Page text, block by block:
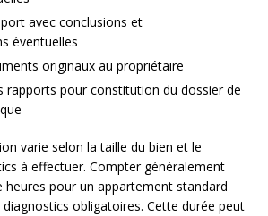
avec conclusions et
éventuelles
originaux au propriétaire
rapports pour constitution du dossier de
varie selon la taille du bien et le
à effectuer. Compter généralement
heures pour un appartement standard
diagnostics obligatoires. Cette durée peut